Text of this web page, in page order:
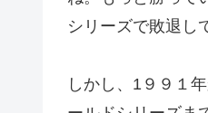
シリーズで敗退し
しかし、1９９１